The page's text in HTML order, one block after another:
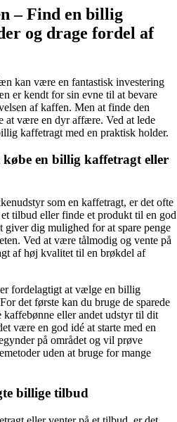
– Find en billig
og drage fordel af
kan være en fantastisk investering
er kendt for sin evne til at bevare
af kaffen. Men at finde den
at være en dyr affære. Ved at lede
kaffetragt med en praktisk holder.
en billig kaffetragt eller
som en kaffetragt, er det ofte
tilbud eller finde et produkt til en god
dig mulighed for at spare penge
Ved at være tålmodig og vente på
af høj kvalitet til en brøkdel af
fordelagtigt at vælge en billig
det første kan du bruge de sparede
kaffebønne eller andet udstyr til dit
være en god idé at starte med en
på området og vil prøve
uden at bruge for mange
billige tilbud